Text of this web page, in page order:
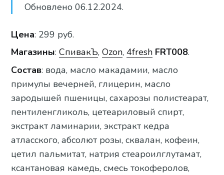
Обновлено 06.12.2024.
Цена: 299 руб.
Магазины:СпивакЪ,Ozon,4fresh FRT008.
Состав: вода, масло макадамии, масло
примулы вечерней, глицерин, масло
зародышей пшеницы, сахарозы полистеарат,
пентиленгликоль, цетеариловый спирт,
экстракт ламинарии, экстракт кедра
атласского, абсолют розы, сквалан, кофеин,
цетил пальмитат, натрия стеароилглутамат,
ксантановая камедь, смесь токоферолов,